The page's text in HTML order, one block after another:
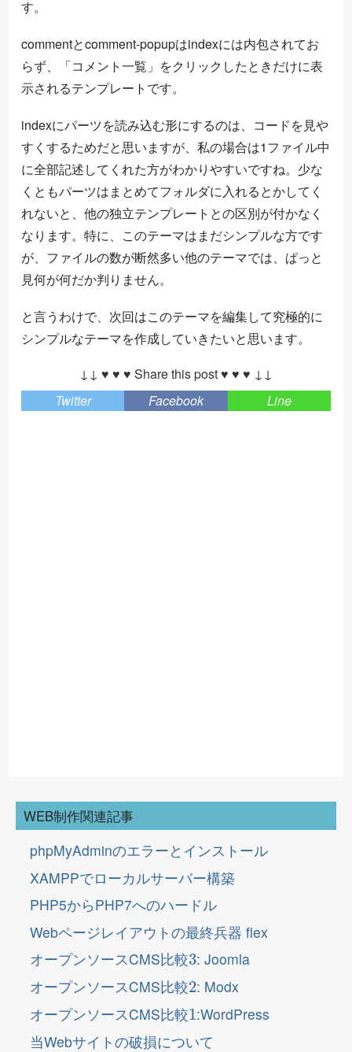
す。
commentとcomment-popupはindexには内包されてお
らず、「コメント一覧」をクリックしたときだけに表
示されるテンプレートです。
indexにパーツを読み込む形にするのは、コードを見や
すくするためだと思いますが、私の場合は1ファイル中
に全部記述してくれた方がわかりやすいですね。少な
くともパーツはまとめてフォルダに入れるとかしてく
れないと、他の独立テンプレートとの区別が付かなく
なります。特に、このテーマはまだシンプルな方です
が、ファイルの数が断然多い他のテーマでは、ぱっと
見何が何だか判りません。
と言うわけで、次回はこのテーマを編集して究極的に
シンプルなテーマを作成していきたいと思います。
↓↓ ♥ ♥ ♥ Share this post ♥ ♥ ♥ ↓↓
Twitter
Facebook Line
WEB制作関連記事
phpMyAdminのエラーとインストール
XAMPPでローカルサーバー構築
PHP5からPHP7へのハードル
Webページレイアウトの最終兵器 flex
オープンソースCMS比較
3
: Joomla
オープンソースCMS比較 : Modx
オープンソースCMS比較 :WordPress
当Webサイトの破損について